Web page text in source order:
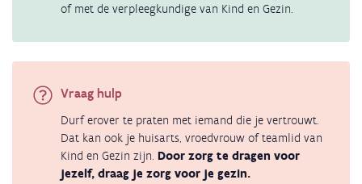
of met de verpleegkundige van Kind en Gezin.
Vraag hulp
Durf erover te praten met iemand die je vertrouwt.
Dat kan ook je huisarts, vroedvrouw of teamlid van
Kind en Gezin zijn. Door zorg te dragen voor
jezelf, draag je zorg voor je gezin.